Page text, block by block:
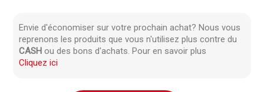
Envie d'économiser sur votre prochain achat? Nous vous
reprenons les produits que vous n'utilisez plus contre du
CASH ou des bons d'achats. Pour en savoir plus
Cliquez ici